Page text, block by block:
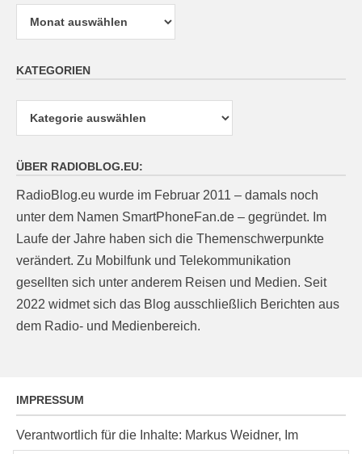
KATEGORIEN
ÜBER RADIOBLOG.EU:
RadioBlog.eu wurde im Februar 2011 – damals noch
unter dem Namen SmartPhoneFan.de – gegründet. Im
Laufe der Jahre haben sich die Themenschwerpunkte
verändert. Zu Mobilfunk und Telekommunikation
gesellten sich unter anderem Reisen und Medien. Seit
2022 widmet sich das Blog ausschließlich Berichten aus
dem Radio- und Medienbereich.
IMPRESSUM
Verantwortlich für die Inhalte: Markus Weidner, Im